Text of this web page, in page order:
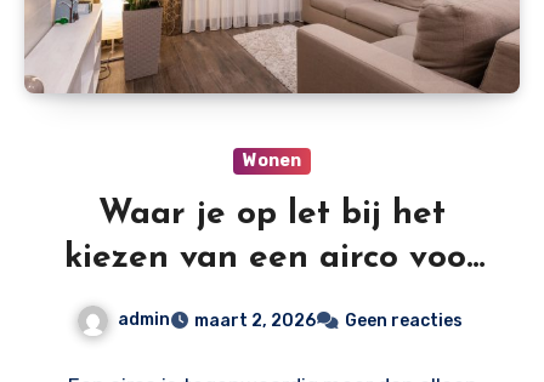
Wonen
Waar je op let bij het
kiezen van een airco voor
admin maart 2, 2026 Geen reacties